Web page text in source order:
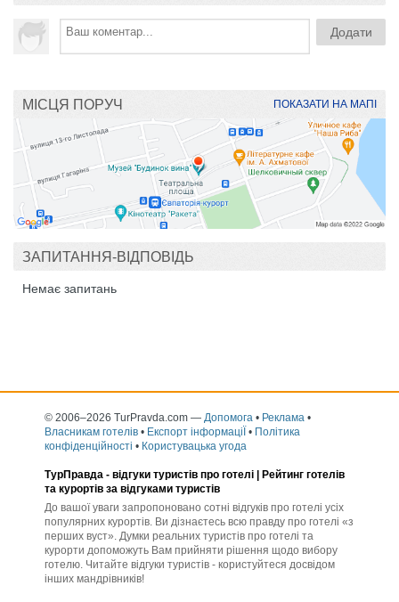
МІСЦЯ ПОРУЧ ПОКАЗАТИ НА МАПІ
ЗАПИТАННЯ-ВІДПОВІДЬ
Немає запитань
© 2006–2026 TurPravda.com — Допомога • Реклама •
Власникам готелів • Експорт інформаціЇ • Політика
конфіденційності • Користувацька угода
ТурПравда - відгуки туристів про готелі | Рейтинг готелів
та курортів за відгуками туристів
До вашої уваги запропоновано сотні відгуків про готелі усіх
популярних курортів. Ви дізнаєтесь всю правду про готелі «з
перших вуст». Думки реальних туристів про готелі та
курорти допоможуть Вам прийняти рішення щодо вибору
готелю. Читайте відгуки туристів - користуйтеся досвідом
інших мандрівників!